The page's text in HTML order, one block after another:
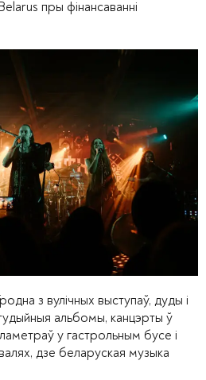
пры фінансаванні
з вулічных выступаў, дуды і
альбомы, канцэрты ў
у гастрольным бусе і
дзе беларуская музыка